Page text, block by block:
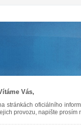
Vás,
stránkách oficiálního
provozu, napište prosím